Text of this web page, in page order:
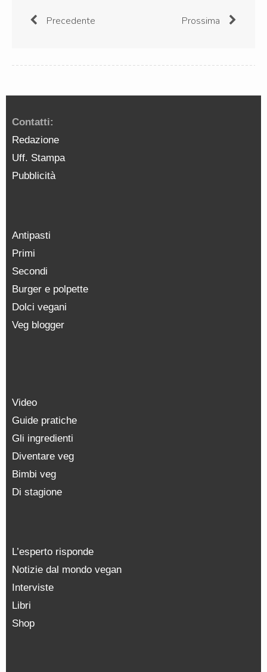
Precedente Prossima
Contatti:
Redazione
Uff. Stampa
Pubblicità
Antipasti
Primi
Secondi
Burger e polpette
Dolci vegani
Veg blogger
Video
Guide pratiche
Gli ingredienti
Diventare veg
Bimbi veg
Di stagione
L’esperto risponde
Notizie dal mondo vegan
Interviste
Libri
Shop